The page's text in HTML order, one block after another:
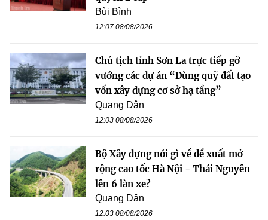
Bùi Bình
12:07 08/08/2026
Chủ tịch tỉnh Sơn La trực tiếp gỡ
vướng các dự án “Dùng quỹ đất tạo
vốn xây dựng cơ sở hạ tầng”
Quang Dân
12:03 08/08/2026
Bộ Xây dựng nói gì về đề xuất mở
rộng cao tốc Hà Nội - Thái Nguyên
lên 6 làn xe?
Quang Dân
12:03 08/08/2026